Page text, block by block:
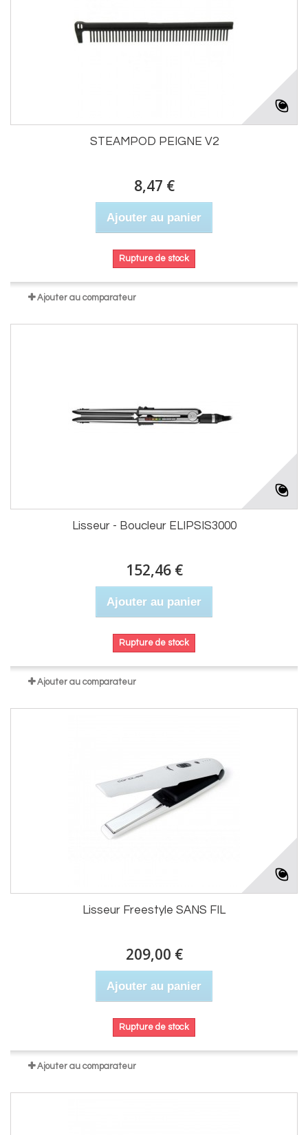
STEAMPOD PEIGNE V2
8,47 €
Ajouter au panier
Rupture de stock
Ajouter au comparateur
Lisseur - Boucleur ELIPSIS3000
152,46 €
Ajouter au panier
Rupture de stock
Ajouter au comparateur
Lisseur Freestyle SANS FIL
209,00 €
Ajouter au panier
Rupture de stock
Ajouter au comparateur